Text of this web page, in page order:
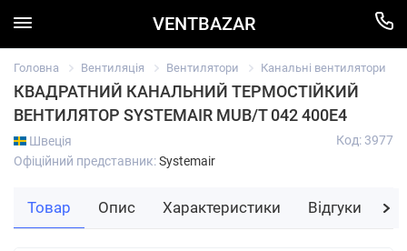
VENTBAZAR
Головна Вентиляція Вентилятори Канальні вентилятори
КВАДРАТНИЙ КАНАЛЬНИЙ ТЕРМОСТІЙКИЙ
ВЕНТИЛЯТОР SYSTEMAIR MUB/T 042 400E4
Швеція
Офіційний представник:Systemair
Код: 3977
Товар Опис Характеристики Відгуки